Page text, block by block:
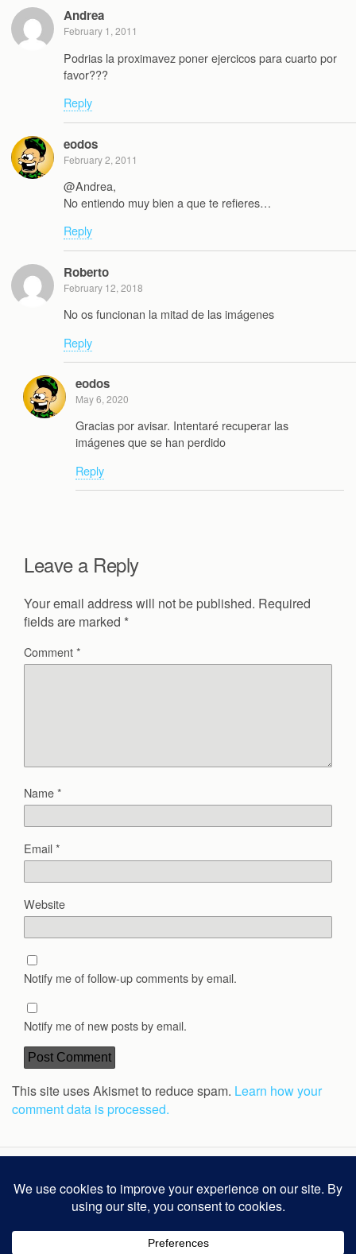
Andrea
February 1, 2011
Podrias la proximavez poner ejercicos para cuarto por
favor???
Reply
eodos
February 2, 2011
@Andrea,
No entiendo muy bien a que te refieres…
Reply
Roberto
February 12, 2018
No os funcionan la mitad de las imágenes
Reply
eodos
May 6, 2020
Gracias por avisar. Intentaré recuperar las
imágenes que se han perdido
Reply
Leave a Reply
Your email address will not be published. Required
fields are marked *
Comment*
Name*
Email*
Website
Notify me of follow-up comments by email.
Notify me of new posts by email.
This site uses Akismet to reduce spam. Learn how your
comment data is processed.
Back to top
Mobile Desktop